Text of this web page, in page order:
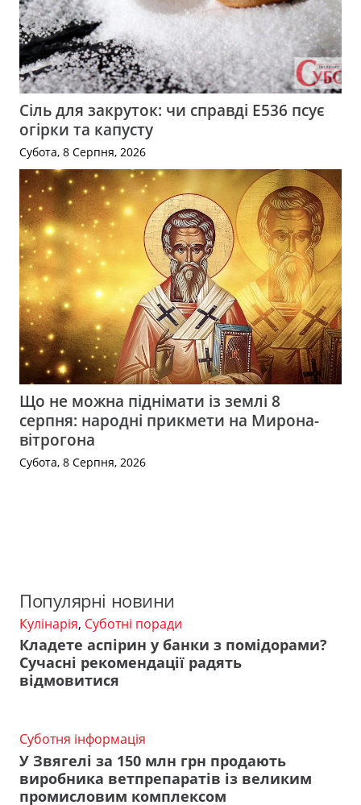
Сіль для закруток: чи справді Е536 псує
огірки та капусту
Субота, 8 Серпня, 2026
Що не можна піднімати із землі 8
серпня: народні прикмети на Мирона-
вітрогона
Субота, 8 Серпня, 2026
Популярні новини
Кулінарія, Суботні поради
Кладете аспірин у банки з помідорами?
Сучасні рекомендації радять
відмовитися
Суботня інформація
У Звягелі за 150 млн грн продають
виробника ветпрепаратів із великим
промисловим комплексом